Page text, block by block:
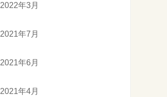
2022年3月
2021年7月
2021年6月
2021年4月